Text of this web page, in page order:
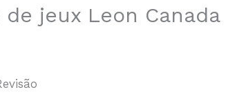
jeux Leon Canada